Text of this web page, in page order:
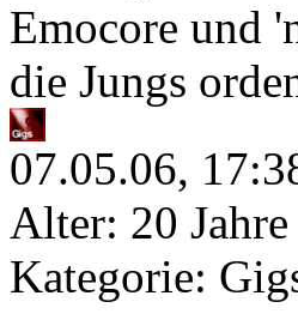
Emocore und
die Jungs
07.05.06,
Alter: 20 Jahre
Kategorie: